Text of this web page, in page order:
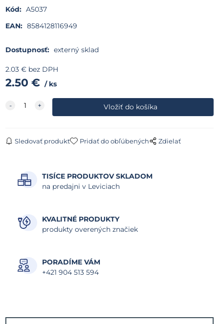
Kód: A5037
EAN: 8584128116949
Dostupnosť: externý sklad
2.03 € bez DPH
2.50 € ks
Sledovať produkt Pridať do obľúbených Zdielať
TISÍCE PRODUKTOV SKLADOM
na predajni v Leviciach
KVALITNÉ PRODUKTY
produkty overených značiek
PORADÍME VÁM
+421 904 513 594